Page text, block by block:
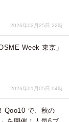
2026年02月25日 22時
Week 東京」
2026年01月05日 04時
Qoo10 で、秋の